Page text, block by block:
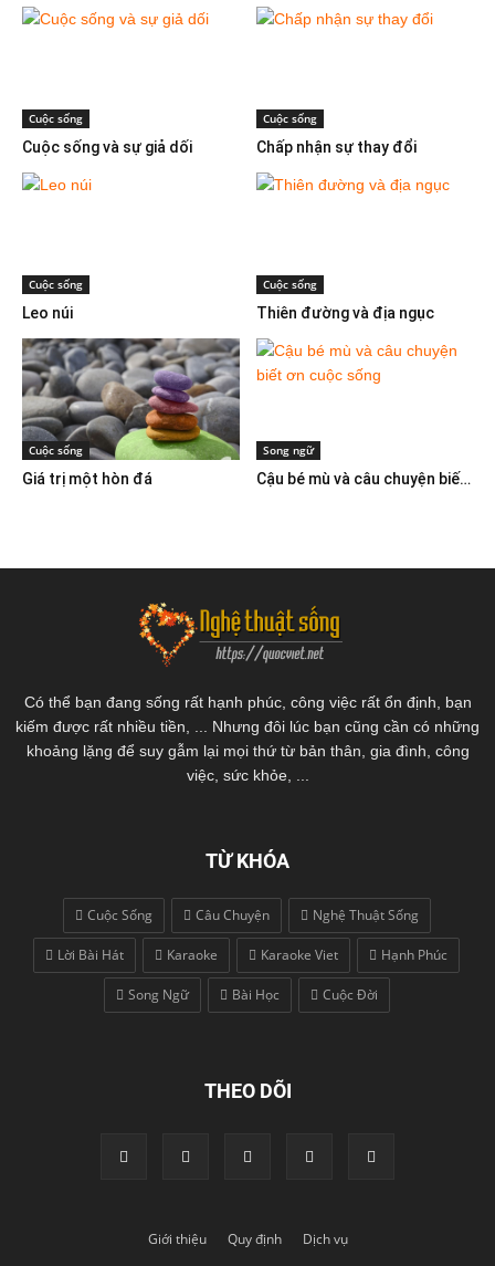
Cuộc sống
Cuộc sống và sự giả dối
Cuộc sống
Chấp nhận sự thay đổi
Cuộc sống
Leo núi
Cuộc sống
Thiên đường và địa ngục
Cuộc sống
Giá trị một hòn đá
Song ngữ
Cậu bé mù và câu chuyện biết ơn cuộc sống
Có thể bạn đang sống rất hạnh phúc, công việc rất ổn định, bạn
kiếm được rất nhiều tiền, ... Nhưng đôi lúc bạn cũng cần có những
khoảng lặng để suy gẫm lại mọi thứ từ bản thân, gia đình, công
việc, sức khỏe, ...
TỪ KHÓA
Cuộc Sống Câu Chuyện Nghệ Thuật Sống
Lời Bài Hát Karaoke Karaoke Viet Hạnh Phúc
Song Ngữ Bài Học Cuộc Đời
THEO DÕI
Giới thiệu Quy định Dịch vụ